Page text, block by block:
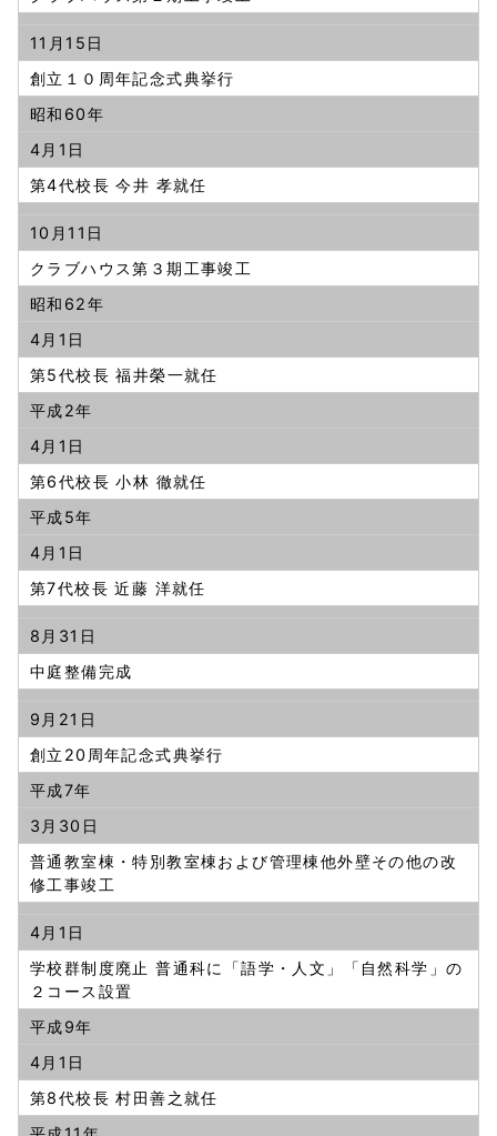
11月15日
創立１０周年記念式典挙行
昭和60年
4月1日
第4代校長 今井 孝就任
10月11日
クラブハウス第３期工事竣工
昭和62年
4月1日
第5代校長 福井榮一就任
平成2年
4月1日
第6代校長 小林 徹就任
平成5年
4月1日
第7代校長 近藤 洋就任
8月31日
中庭整備完成
9月21日
創立20周年記念式典挙行
平成7年
3月30日
普通教室棟・特別教室棟および管理棟他外壁その他の改
修工事竣工
4月1日
学校群制度廃止 普通科に「語学・人文」「自然科学」の
２コース設置
平成9年
4月1日
第8代校長 村田善之就任